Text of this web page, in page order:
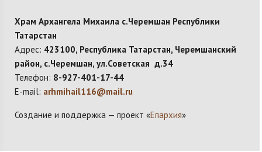
Храм Архангела Михаила с.Черемшан Республики
Татарстан
Адрес: 423100, Республика Татарстан, Черемшанский
район, с.Черемшан, ул.Советская д.34
Телефон: 8-927-401-17-44
E-mail: arhmihail116@mail.ru
Создание и поддержка — проект «Епархия»